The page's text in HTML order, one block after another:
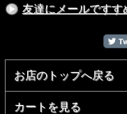
パック、バッグ、ウエ
友達にメールですす
お店のトップへ戻る
カートを見る